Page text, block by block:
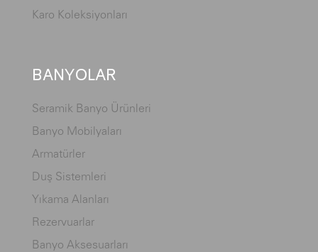
Karo Koleksiyonları
BANYOLAR
Seramik Banyo Ürünleri
Banyo Mobilyaları
Armatürler
Duş Sistemleri
Yıkama Alanları
Rezervuarlar
Banyo Aksesuarları